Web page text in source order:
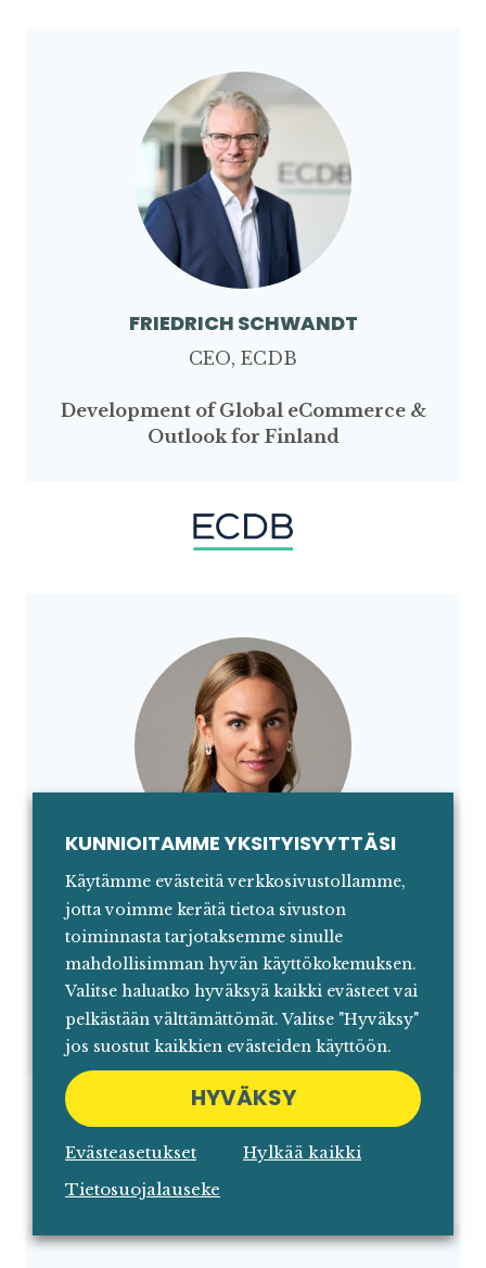
FRIEDRICH SCHWANDT
CEO, ECDB
Development of Global eCommerce &
Outlook for Finland
RAISA RÄISÄNEN
CCO & board member, Macade Golf
Markkinointi kannattavan
kansainvälisen kasvun
katalysaattorina
KUNNIOITAMME YKSITYISYYTTÄSI
Käytämme evästeitä verkkosivustollamme,
jotta voimme kerätä tietoa sivuston
toiminnasta tarjotaksemme sinulle
mahdollisimman hyvän käyttökokemuksen.
Valitse haluatko hyväksyä kaikki evästeet vai
pelkästään välttämättömät. Valitse "Hyväksy"
jos suostut kaikkien evästeiden käyttöön.
HYVÄKSY
Evästeasetukset
Hylkää kaikki
Tietosuojalauseke